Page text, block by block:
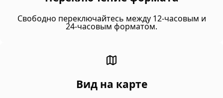
Свободно переключайтесь между 12-часовым и
24-часовым форматом.
Вид на карте